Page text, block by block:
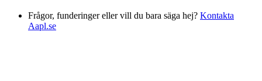
Frågor, funderinger eller vill du bara säga hej? Kontakta
Aapl.se